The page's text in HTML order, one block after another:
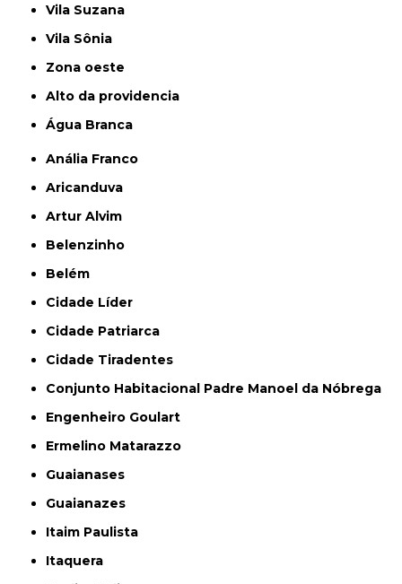
Vila Suzana
Vila Sônia
Zona oeste
alto da providencia
Água Branca
Anália Franco
Aricanduva
Artur Alvim
Belenzinho
Belém
Cidade Líder
Cidade Patriarca
Cidade Tiradentes
Conjunto Habitacional Padre Manoel da Nóbrega
Engenheiro Goulart
Ermelino Matarazzo
Guaianases
Guaianazes
Itaim Paulista
Itaquera